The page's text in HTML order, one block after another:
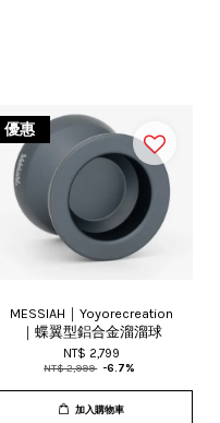
優惠
MESSIAH｜Yoyorecreation
｜蝶翼型鋁合金溜溜球
NT$ 2,799
NT$ 2,999 -6.7%
加入購物車